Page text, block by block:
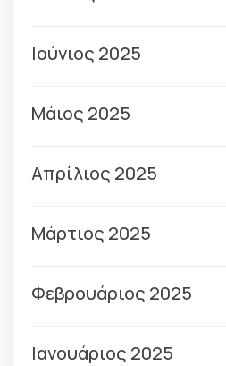
Ιούνιος 2025
Μάιος 2025
Απρίλιος 2025
Μάρτιος 2025
Φεβρουάριος 2025
Ιανουάριος 2025